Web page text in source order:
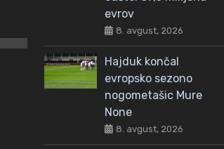
evrov
8. avgust, 2026
Hajduk končal
evropsko sezono
nogometašic Mure
None
8. avgust, 2026